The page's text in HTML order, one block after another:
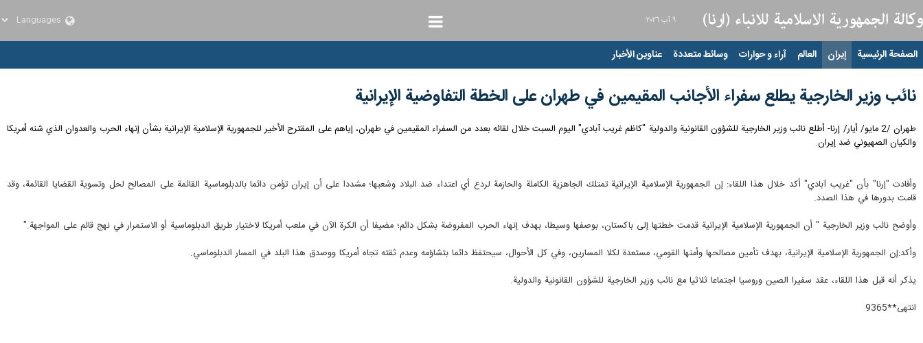
٩ آب ٢٠٢٦
الصفحة الرئيسية إيران العالم آراء و حوارات وسائط متعددة عناوين الأخبار
نائب وزير الخارجية يطلع سفراء الأجانب المقيمين في طهران على الخطة التفاوضية الإيرانية
طهران /2 مايو/ أيار/ إرنا- أطلع نائب وزير الخارجية للشؤون القانونية والدولية "كاظم غريب آبادي" اليوم السبت خلال لقائه بعدد من السفراء المقيمين في طهران، إياهم على المقترح الأخير للجمهورية الإسلامية الإيرانية بشأن إنهاء الحرب والعدوان الذي شنه أمريكا
والكيان الصهيوني ضد إيران.
وأفادت "إرنا" بأن "غريب‌ آبادي" أكد خلال هذا اللقاء: إن الجمهورية الإسلامية الإيرانية تمتلك الجاهزية الكاملة والحازمة لردع أي اعتداء ضد البلاد وشعبها؛ مشددا على أن إيران تؤمن دائما بالدبلوماسية القائمة على المصالح لحل وتسوية القضايا القائمة، وقد
قامت بدورها في هذا الصدد.
وأوضح نائب وزير الخارجية " أن الجمهورية الإسلامية الإيرانية قدمت خطتها إلى باكستان، بوصفها وسيطا، بهدف إنهاء الحرب المفروضة بشكل دائم؛ مضيفا أن الكرة الآن في ملعب أمريكا لاختيار طريق الدبلوماسية أو الاستمرار في نهج قائم على المواجهة."
وأكد:إن الجمهورية الإسلامية الإيرانية، بهدف تأمين مصالحها وأمنها القومي، مستعدة لكلا المسارين، وفي كل الأحوال، سيحتفظ دائما بتشاؤمه وعدم ثقته تجاه أمريكا ووصدق هذا البلد في المسار الدبلوماسي.
يذكر أنه قبل هذا اللقاء، عقد سفيرا الصين وروسيا اجتماعا ثلاثيا مع نائب وزير الخارجية للشؤون القانونية والدولية.
انتهى**9365